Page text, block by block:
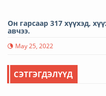
Он гарсаар 317 хүүхэд,
авчээ.
May 25, 2022
СЭТГЭГДЭЛҮҮД